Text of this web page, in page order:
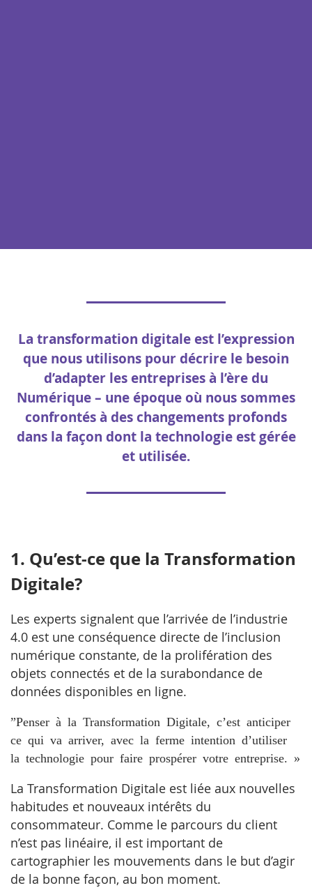
La transformation digitale est l’expression
que nous utilisons pour décrire le besoin
d’adapter les entreprises à l’ère du
Numérique – une époque où nous sommes
confrontés à des changements profonds
dans la façon dont la technologie est gérée
et utilisée.
1. Qu’est-ce que la Transformation
Digitale?
Les experts signalent que l’arrivée de l’industrie
4.0 est une conséquence directe de l’inclusion
numérique constante, de la prolifération des
objets connectés et de la surabondance de
données disponibles en ligne.
”Penser à la Transformation Digitale, c’est anticiper
ce qui va arriver, avec la ferme intention d’utiliser
la technologie pour faire prospérer votre entreprise. »
La Transformation Digitale est liée aux nouvelles
habitudes et nouveaux intérêts du
consommateur. Comme le parcours du client
n’est pas linéaire, il est important de
cartographier les mouvements dans le but d’agir
de la bonne façon, au bon moment.